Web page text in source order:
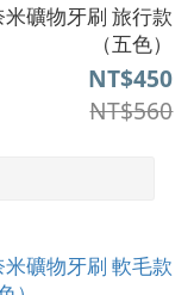
礦物牙刷 旅行款
（五色）
NT$450
NT$560